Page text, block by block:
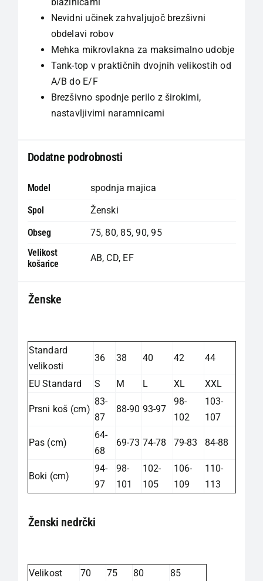
Nevidni učinek zahvaljujoč brezšivni
obdelavi robov
Mehka mikrovlakna za maksimalno udobje
Tank-top v praktičnih dvojnih velikostih od
A/B do E/F
Brezšivno spodnje perilo z širokimi,
nastavljivimi naramnicami
Dodatne podrobnosti
Model
spodnja majica
Spol
Ženski
Obseg
75, 80, 85,90,95
Velikost
košarice
AB, CD, EF
Ženske
Standard
velikosti
36 38 40 42 44
EU Standard S M L XL XXL
Prsni koš (cm)
83-
87
88-90 93-97
98-
102
103-
107
Pas (cm)
64-
68
69-73 74-78 79-83 84-88
Boki (cm)
94-
97
98-
101
102-
105
106-
109
110-
113
Ženski nedrčki
Velikost 70 75 80 85